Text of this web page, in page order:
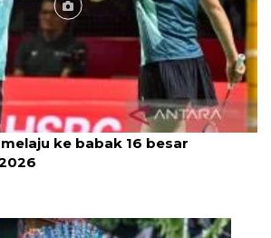
ke babak 16 besar